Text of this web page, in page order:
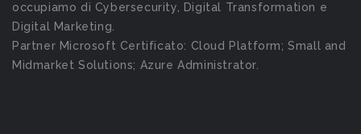
occupiamo di Cybersecurity, Digital Transformation e
Digital Marketing.
Partner Microsoft Certificato: Cloud Platform; Small and
Midmarket Solutions; Azure Administrator.